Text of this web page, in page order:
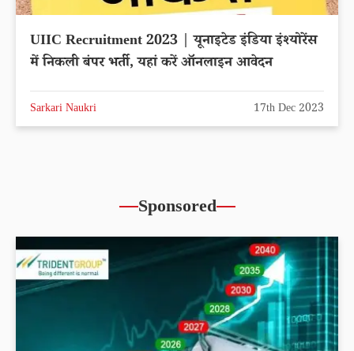
UIIC Recruitment 2023 | यूनाइटेड इंडिया इंश्योरेंस
में निकली बंपर भर्ती, यहां करें ऑनलाइन आवेदन
Sarkari Naukri 17th Dec 2023
Sponsored